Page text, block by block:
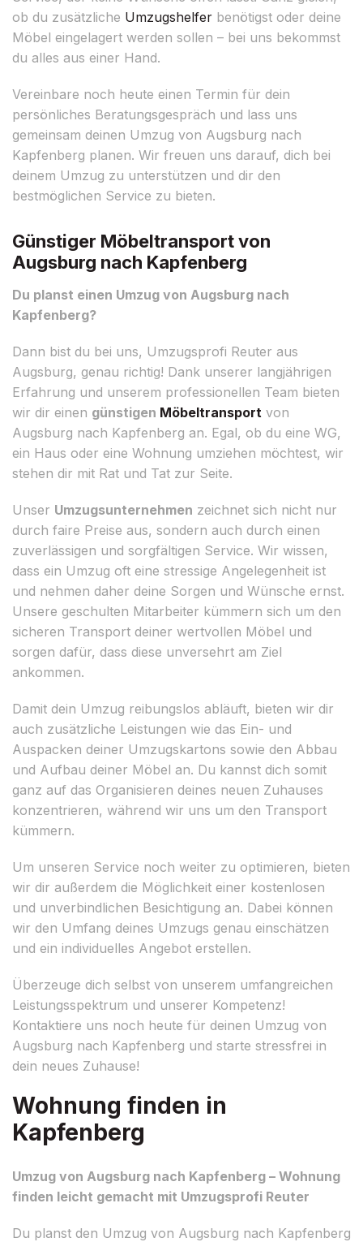
ob du zusätzliche Umzugshelfer benötigst oder deine
Möbel eingelagert werden sollen – bei uns bekommst
du alles aus einer Hand.
Vereinbare noch heute einen Termin für dein
persönliches Beratungsgespräch und lass uns
gemeinsam deinen Umzug von Augsburg nach
Kapfenberg planen. Wir freuen uns darauf, dich bei
deinem Umzug zu unterstützen und dir den
bestmöglichen Service zu bieten.
Günstiger Möbeltransport von
Augsburg nach Kapfenberg
Du planst einen Umzug von Augsburg nach
Kapfenberg?
Dann bist du bei uns, Umzugsprofi Reuter aus
Augsburg, genau richtig! Dank unserer langjährigen
Erfahrung und unserem professionellen Team bieten
wir dir einen günstigen Möbeltransport von
Augsburg nach Kapfenberg an. Egal, ob du eine WG,
ein Haus oder eine Wohnung umziehen möchtest, wir
stehen dir mit Rat und Tat zur Seite.
Unser Umzugsunternehmen zeichnet sich nicht nur
durch faire Preise aus, sondern auch durch einen
zuverlässigen und sorgfältigen Service. Wir wissen,
dass ein Umzug oft eine stressige Angelegenheit ist
und nehmen daher deine Sorgen und Wünsche ernst.
Unsere geschulten Mitarbeiter kümmern sich um den
sicheren Transport deiner wertvollen Möbel und
sorgen dafür, dass diese unversehrt am Ziel
ankommen.
Damit dein Umzug reibungslos abläuft, bieten wir dir
auch zusätzliche Leistungen wie das Ein- und
Auspacken deiner Umzugskartons sowie den Abbau
und Aufbau deiner Möbel an. Du kannst dich somit
ganz auf das Organisieren deines neuen Zuhauses
konzentrieren, während wir uns um den Transport
kümmern.
Um unseren Service noch weiter zu optimieren, bieten
wir dir außerdem die Möglichkeit einer kostenlosen
und unverbindlichen Besichtigung an. Dabei können
wir den Umfang deines Umzugs genau einschätzen
und ein individuelles Angebot erstellen.
Überzeuge dich selbst von unserem umfangreichen
Leistungsspektrum und unserer Kompetenz!
Kontaktiere uns noch heute für deinen Umzug von
Augsburg nach Kapfenberg und starte stressfrei in
dein neues Zuhause!
Wohnung finden in
Kapfenberg
Umzug von Augsburg nach Kapfenberg – Wohnung
finden leicht gemacht mit Umzugsprofi Reuter
Du planst den Umzug von Augsburg nach Kapfenberg